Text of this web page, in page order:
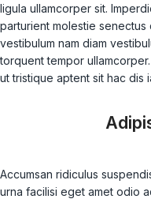
ligula ullamcorper sit.
parturient molestie senectus
vestibulum nam diam
torquent tempor
ut tristique aptent sit hac dis
Accumsan ridiculus
urna facilisi eget amet odio